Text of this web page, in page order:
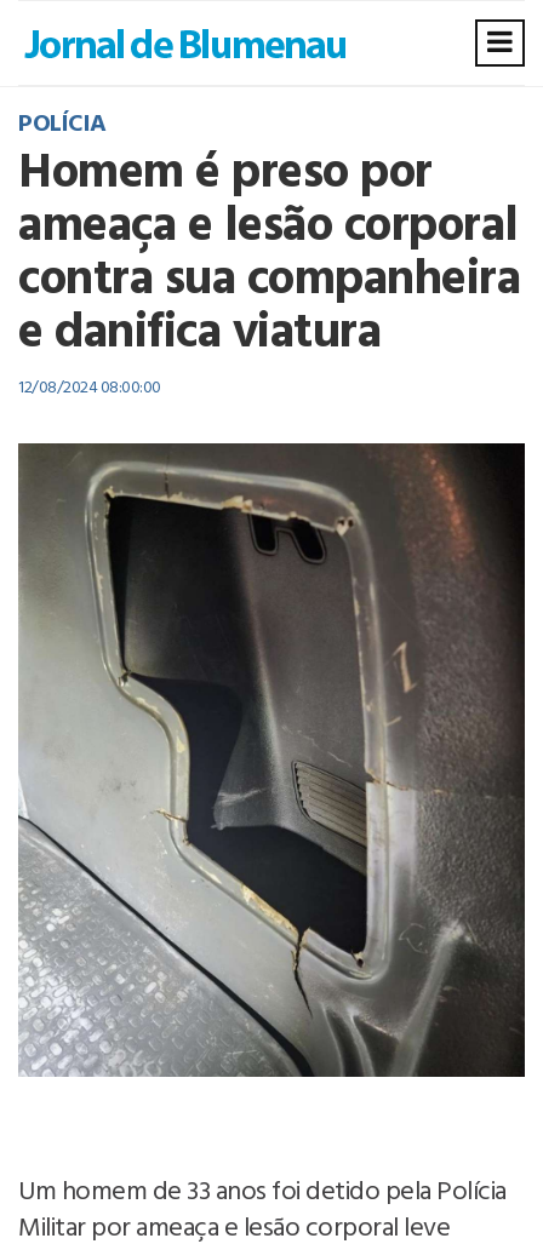
POLÍCIA
Homem é preso por
ameaça e lesão corporal
contra sua companheira
e danifica viatura
12/08/2024 08:00:00
Um homem de 33 anos foi detido pela Polícia
Militar por ameaça e lesão corporal leve